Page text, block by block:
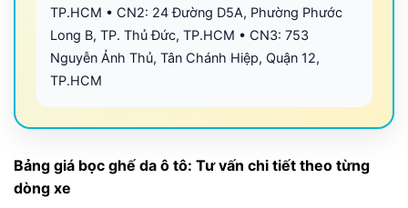
TP.HCM • CN2: 24 Đường D5A, Phường Phước
Long B, TP. Thủ Đức, TP.HCM • CN3: 753
Nguyễn Ảnh Thủ, Tân Chánh Hiệp, Quận 12,
TP.HCM
Bảng giá bọc ghế da ô tô: Tư vấn chi tiết theo từng
dòng xe